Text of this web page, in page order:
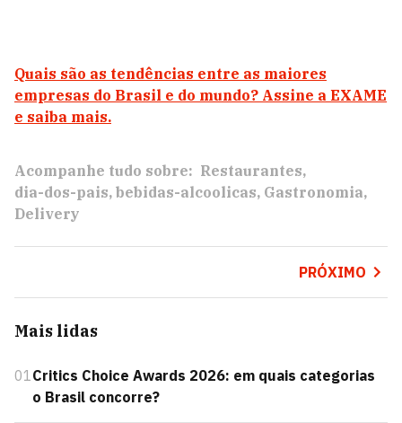
Quais são as tendências entre as maiores
empresas do Brasil e do mundo? Assine a EXAME
e saiba mais.
Acompanhe tudo sobre: Restaurantes
dia-dos-pais bebidas-alcoolicas Gastronomia
Delivery
PRÓXIMO
Mais lidas
01 Critics Choice Awards 2026: em quais categorias
o Brasil concorre?